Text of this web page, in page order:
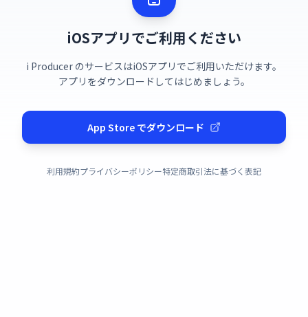
iOSアプリでご利用ください
i Producer のサービスはiOSアプリでご利用いただけます。
アプリをダウンロードしてはじめましょう。
App Store でダウンロード
利用規約プライバシーポリシー特定商取引法に基づく表記